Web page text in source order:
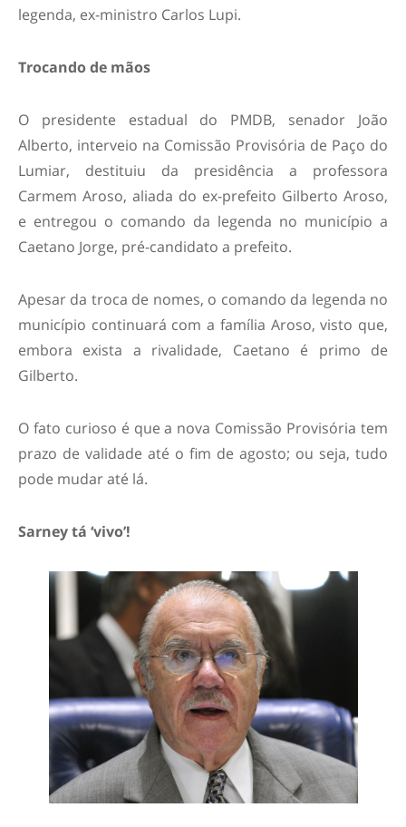
legenda, ex-ministro Carlos Lupi.
Trocando de mãos
O presidente estadual do PMDB, senador João
Alberto, interveio na Comissão Provisória de Paço do
Lumiar, destituiu da presidência a professora
Carmem Aroso, aliada do ex-prefeito Gilberto Aroso,
e entregou o comando da legenda no município a
Caetano Jorge, pré-candidato a prefeito.
Apesar da troca de nomes, o comando da legenda no
município continuará com a família Aroso, visto que,
embora exista a rivalidade, Caetano é primo de
Gilberto.
O fato curioso é que a nova Comissão Provisória tem
prazo de validade até o fim de agosto; ou seja, tudo
pode mudar até lá.
Sarney tá ‘vivo’!